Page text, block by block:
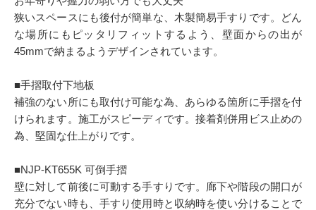
狭いスペースにも後付が簡単な、木製簡易手すりです。どん
な場所にもピッタリフィットするよう、壁面からの出が
45mmで納まるようデザインされています。
■手摺取付下地板
補強のない所にも取付け可能な為、あらゆる箇所に手摺を付
けられます。施工がスピーディです。接着剤併用ビス止めの
為、堅固な仕上がりです。
■NJP-KT655K 可倒手摺
壁に対して前後に可動する手すりです。廊下や階段の開口が
充分でない時も、手すり使用時と収納時を使い分けることで